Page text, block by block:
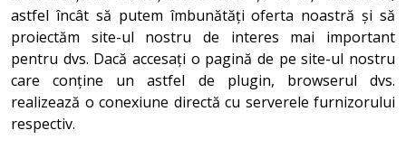
astfel încât să putem îmbunătăți oferta noastră și să
proiectăm site-ul nostru de interes mai important
pentru dvs. Dacă accesați o pagină de pe site-ul nostru
care conține un astfel de plugin, browserul dvs.
realizează o conexiune directă cu serverele furnizorului
respectiv.